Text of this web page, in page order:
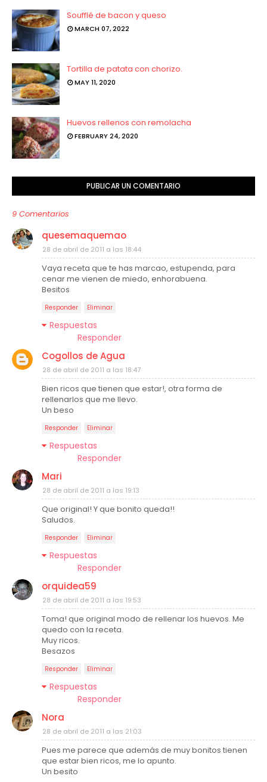
Soufflé de bacon y queso
MARCH 07, 2022
Tortilla de patata con chorizo.
MAY 11, 2020
Huevos rellenos con remolacha
FEBRUARY 24, 2020
PUBLICAR UN COMENTARIO
9 Comentarios
quesemaquemao
28 de abril de 2011 a las 18:44
Vaya receta que te has marcao, estupenda, para
cenar me vienen de miedo, enhorabuena.
Besitos
Responder Eliminar
Respuestas
Responder
Cogollos de Agua
28 de abril de 2011 a las 18:47
Bien ricos que tienen que estar!, otra forma de
rellenarlos que me llevo.
Un beso
Responder Eliminar
Respuestas
Responder
Mari
28 de abril de 2011 a las 19:13
Que original! Y que bonito queda!!
Saludos.
Responder Eliminar
Respuestas
Responder
orquidea59
28 de abril de 2011 a las 19:53
Toma! que original modo de rellenar los huevos. Me
quedo con la receta.
Muy ricos.
Besazos
Responder Eliminar
Respuestas
Responder
Nora
28 de abril de 2011 a las 21:03
Pues me parece que además de muy bonitos tienen
que estar bien ricos, me lo apunto.
Un besito